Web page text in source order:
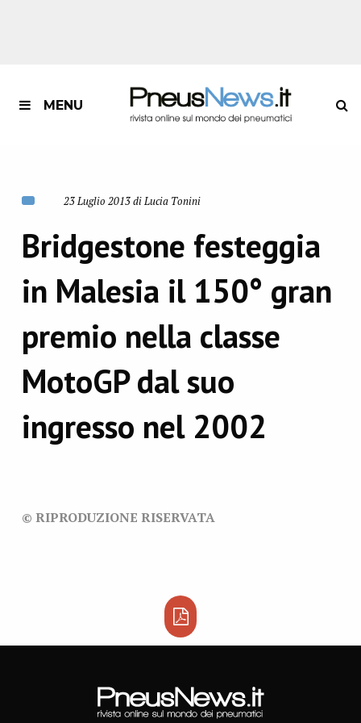
MENU
23 Luglio 2013 di Lucia Tonini
Bridgestone festeggia
in Malesia il 150° gran
premio nella classe
MotoGP dal suo
ingresso nel 2002
© RIPRODUZIONE RISERVATA